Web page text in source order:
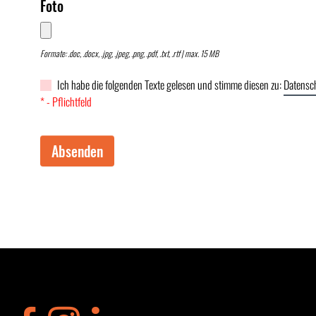
Foto
Formate: .doc, .docx, .jpg, .jpeg, .png, .pdf, .txt, .rtf | max. 15 MB
Ich habe die folgenden Texte gelesen und stimme diesen zu:
* - Pflichtfeld
Absenden